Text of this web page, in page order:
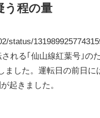
う程の量
status/
れる｢仙山線紅葉号｣の
ました。運転日の前日
起きました。